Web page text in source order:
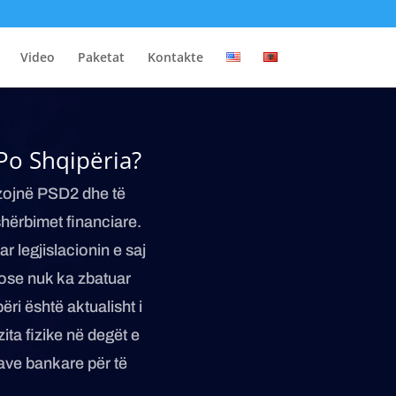
Video Paketat Kontakte
Shqipëria?
PSD2 dhe të
financiare.
legjislacionin e saj
nuk ka zbatuar
është aktualisht i
fizike në degët e
bankare për të